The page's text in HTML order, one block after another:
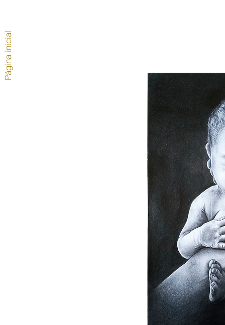
Página inicial